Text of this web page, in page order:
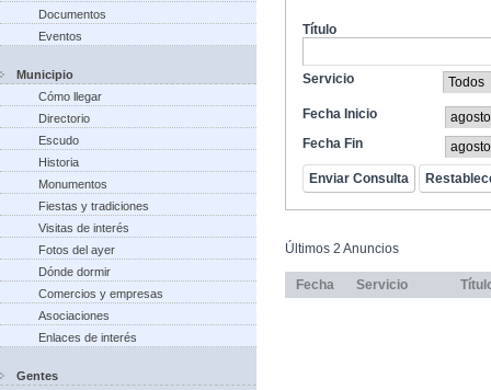
Documentos
Eventos
Municipio
Cómo llegar
Directorio
Escudo
Historia
Monumentos
Fiestas y tradiciones
Visitas de interés
Fotos del ayer
Dónde dormir
Comercios y empresas
Asociaciones
Enlaces de interés
Gentes
Título
Servicio
Fecha Inicio
Fecha Fin
Últimos 2 Anuncios
Fecha Servicio